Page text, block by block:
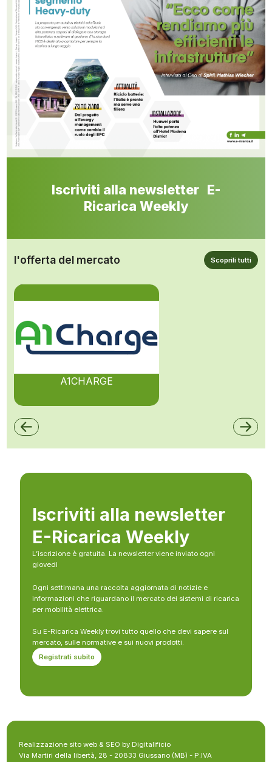
Iscriviti alla newsletter E-
Ricarica Weekly
l'offerta del mercato Scoprili tutti
A1CHARGE
Iscriviti alla newsletter
E-Ricarica Weekly
L’iscrizione è gratuita. La newsletter viene inviato ogni
giovedì
Ogni settimana una raccolta aggiornata di notizie e
informazioni che riguardano il mercato dei sistemi di ricarica
per mobilità elettrica.
Su E-Ricarica Weekly trovi tutto quello che devi sapere sul
mercato, sulle normative e sui nuovi prodotti.
Registrati subito
Realizzazione sito web & SEO by Digitalificio
Via Martiri della libertà, 28 - 20833 Giussano (MB) - P.IVA